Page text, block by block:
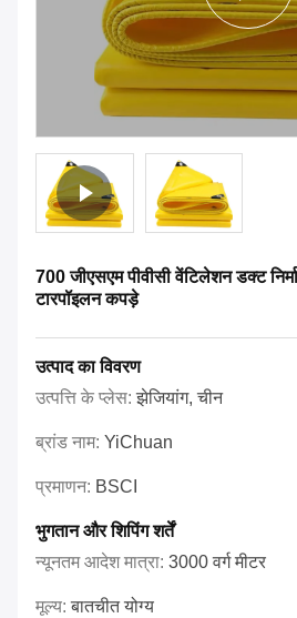
700 जीएसएम पीवीसी वेंटिलेशन डक्ट
टारपॉइलन कपड़े
उत्पाद का विवरण
उत्पत्ति के प्लेस:झेजियांग, चीन
ब्रांड नाम: YiChuan
प्रमाणन: BSCI
भुगतान और शिपिंग शर्तें
न्यूनतम आदेश मात्रा: 3000 वर्ग मीटर
मूल्य:बातचीत योग्य